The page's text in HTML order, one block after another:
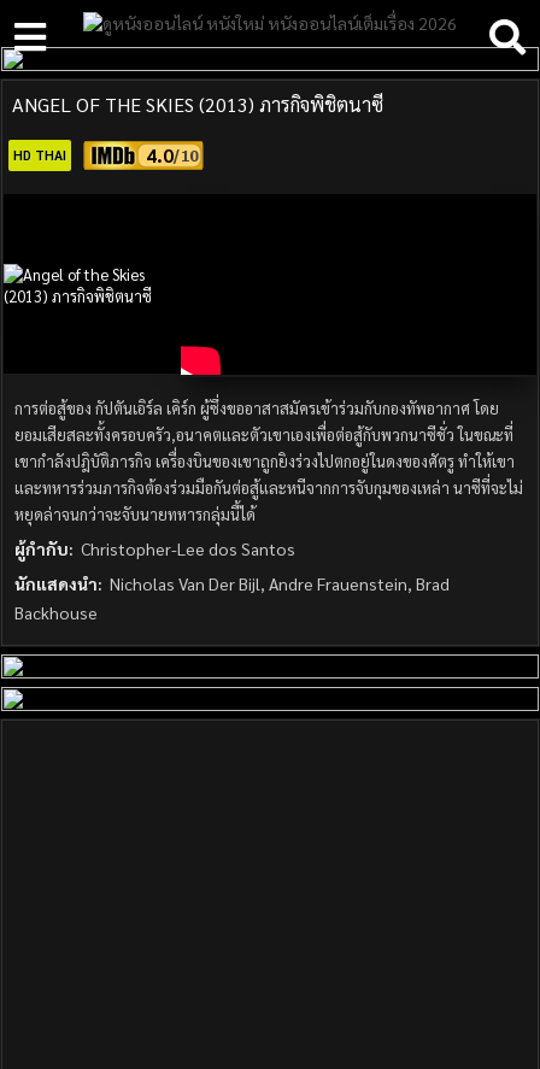
ANGEL OF THE SKIES (2013) ภารกิจพิชิตนาซี
HD THAI 4.0
การต่อสู้ของ กัปตันเอิร์ล เคิร์ก ผู้ซึ่งขออาสาสมัครเข้าร่วมกับกองทัพอากาศ โดย
ยอมเสียสละทั้งครอบครัว,อนาคตและตัวเขาเองเพื่อต่อสู้กับพวกนาซีชั่ว ในขณะที่
เขากำลังปฎิบัติภารกิจ เครื่องบินของเขาถูกยิงร่วงไปตกอยู่ในดงของศัตรู ทำให้เขา
และทหารร่วมภารกิจต้องร่วมมือกันต่อสู้และหนีจากการจับกุมของเหล่า นาซีที่จะไม่
หยุดล่าจนกว่าจะจับนายทหารกลุ่มนี้ได้
ผู้กำกับ: Christopher-Lee dos Santos
นักแสดงนำ: Nicholas Van Der Bijl, Andre Frauenstein, Brad
Backhouse